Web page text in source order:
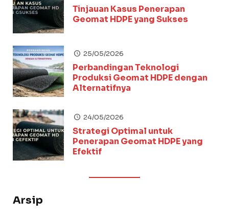
Tinjauan Kasus Penerapan
Geomat HDPE yang Sukses
25/05/2026
Perbandingan Teknologi
Produksi Geomat HDPE dengan
Alternatifnya
24/05/2026
Strategi Optimal untuk
Penerapan Geomat HDPE yang
Efektif
Arsip